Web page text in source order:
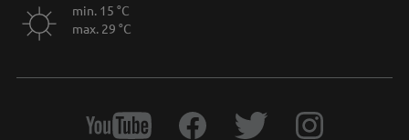
min. 15 °C
max. 29 °C